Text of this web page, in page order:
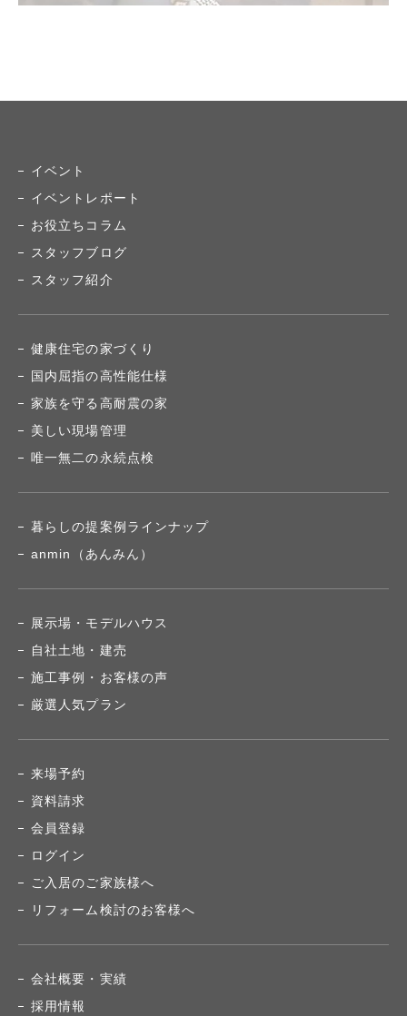
イベント
イベントレポート
お役立ちコラム
スタッフブログ
スタッフ紹介
健康住宅の家づくり
国内屈指の高性能仕様
家族を守る高耐震の家
美しい現場管理
唯一無二の永続点検
暮らしの提案例ラインナップ
anmin（あんみん）
展示場・モデルハウス
自社土地・建売
施工事例・お客様の声
厳選人気プラン
来場予約
資料請求
会員登録
ログイン
ご入居のご家族様へ
リフォーム検討のお客様へ
会社概要・実績
採用情報